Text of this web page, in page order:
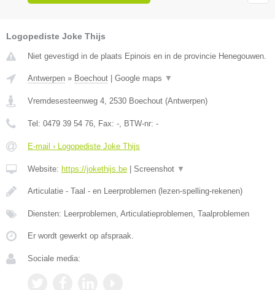
Logopediste Joke Thijs
Niet gevestigd in de plaats Epinois en in de provincie Henegouwen.
Antwerpen » Boechout Google maps ▼
Vremdesesteenweg 4 2530 Boechout (Antwerpen)
Tel: 0479 39 54 76 , Fax: - , BTW-nr: -
E-mail › Logopediste Joke Thijs
Website: https://jokethijs.be Screenshot ▼
Articulatie - Taal - en Leerproblemen (lezen-spelling-rekenen)
Diensten: Leerproblemen, Articulatieproblemen, Taalproblemen
Er wordt gewerkt op afspraak.
Sociale media: